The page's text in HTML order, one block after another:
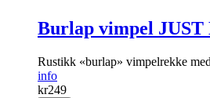
Burlap vimpel
Rustikk «burlap» vimpelrekke
info
kr249